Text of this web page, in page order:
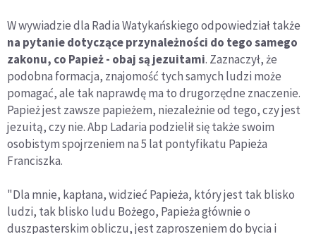
W wywiadzie dla Radia Watykańskiego odpowiedział także
na pytanie dotyczące przynależności do tego samego
zakonu, co Papież - obaj są jezuitami. Zaznaczył, że
podobna formacja, znajomość tych samych ludzi może
pomagać, ale tak naprawdę ma to drugorzędne znaczenie.
Papież jest zawsze papieżem, niezależnie od tego, czy jest
jezuitą, czy nie. Abp Ladaria podzielił się także swoim
osobistym spojrzeniem na 5 lat pontyfikatu Papieża
Franciszka.
"Dla mnie, kapłana, widzieć Papieża, który jest tak blisko
ludzi, tak blisko ludu Bożego, Papieża głównie o
duszpasterskim obliczu, jest zaproszeniem do bycia i